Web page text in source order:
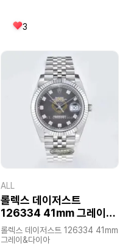
3
ALL
롤렉스 데이저스트
126334 41mm 그레이&
다이아
롤렉스 데이저스트 126334 41mm
그레이&다이아